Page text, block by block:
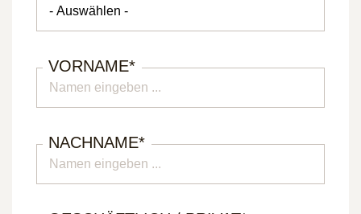
VORNAME*
NACHNAME*